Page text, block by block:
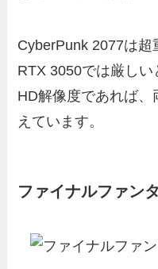
CyberPunk 2077は超
RTX 3050では厳し
HD解像度であれば、
えています。
ファイナルファン